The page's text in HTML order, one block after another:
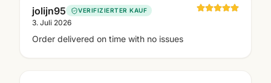
jolijn95 VERIFIZIERTER KAUF
3. Juli 2026
Order delivered on time with no issues